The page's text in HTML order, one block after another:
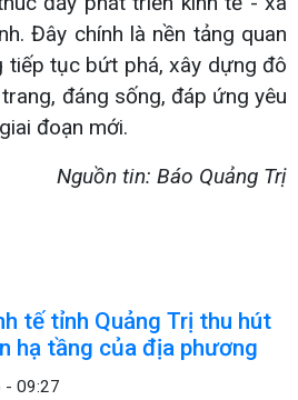
Đây chính là nền tảng quan
tục bứt phá, xây dựng đô
đáng sống, đáp ứng yêu
đoạn mới.
Nguồn tin: Báo Quảng Trị
tế tỉnh Quảng Trị thu hút
hạ tầng của địa phương
09:27